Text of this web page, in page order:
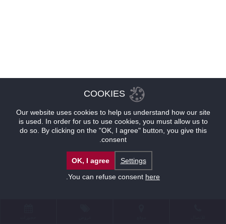
COOKIES
Our website uses cookies to help us understand how our site
is used. In order for us to use cookies, you must allow us to
do so. By clicking on the "OK, I agree" button, you give this
consent.
Settings
OK, I agree
You can refuse consent here
.